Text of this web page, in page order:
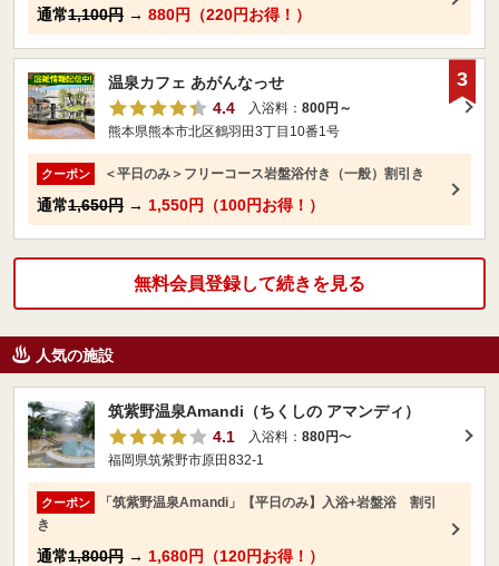
通常1,100円 → 880円（220円お得！）
温泉カフェ あがんなっせ
4.4
入浴料： 800円～
熊本県熊本市北区鶴羽田3丁目10番1号
クーポン ＜平日のみ＞フリーコース岩盤浴付き（一般）割引き
通常1,650円 → 1,550円（100円お得！）
3
無料会員登録して続きを見る
人気の施設
筑紫野温泉Amandi（ちくしの アマンディ）
4.1
入浴料： 880円〜
福岡県筑紫野市原田832-1
クーポン
「筑紫野温泉Amandi」【平日のみ】入浴+岩盤浴 割引
き
通常1,800円 → 1,680円（120円お得！）